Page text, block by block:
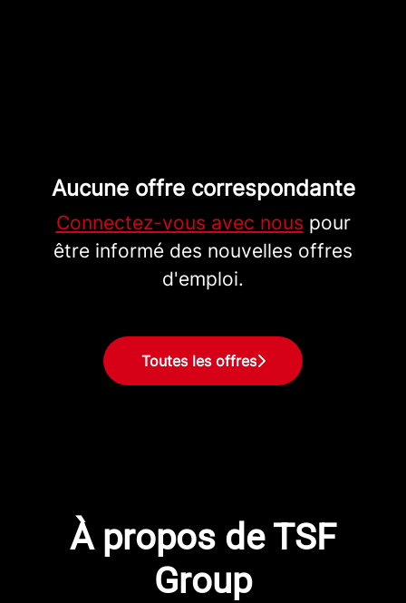
Aucune offre correspondante
Connectez-vous avec nous pour
être informé des nouvelles offres
d'emploi.
Toutes les offres
À propos de TSF
Group